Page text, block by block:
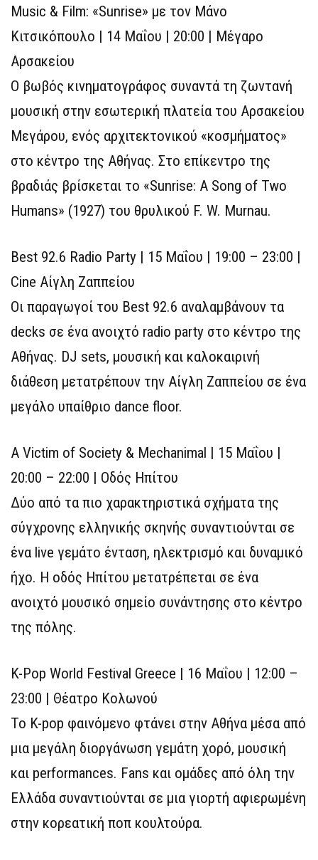
Music & Film: «Sunrise» με τον Μάνo
Κιτσικόπουλο | 14 Μαΐου | 20:00 | Μέγαρο
Αρσακείου
Ο βωβός κινηματογράφος συναντά τη ζωντανή
μουσική στην εσωτερική πλατεία του Αρσακείου
Μεγάρου, ενός αρχιτεκτονικού «κοσμήματος»
στο κέντρο της Αθήνας. Στο επίκεντρο της
βραδιάς βρίσκεται το «Sunrise: A Song of Two
Humans» (1927) του θρυλικού F. W. Murnau.
Best 92.6 Radio Party | 15 Μαΐου | 19:00 – 23:00 |
Cine Αίγλη Ζαππείου
Οι παραγωγοί του Best 92.6 αναλαμβάνουν τα
decks σε ένα ανοιχτό radio party στο κέντρο της
Αθήνας. DJ sets, μουσική και καλοκαιρινή
διάθεση μετατρέπουν την Αίγλη Ζαππείου σε ένα
μεγάλο υπαίθριο dance floor.
A Victim of Society & Mechanimal | 15 Μαΐου |
20:00 – 22:00 | Οδός Ηπίτου
Δύο από τα πιο χαρακτηριστικά σχήματα της
σύγχρονης ελληνικής σκηνής συναντιούνται σε
ένα live γεμάτο ένταση, ηλεκτρισμό και δυναμικό
ήχο. Η οδός Ηπίτου μετατρέπεται σε ένα
ανοιχτό μουσικό σημείο συνάντησης στο κέντρο
της πόλης.
K-Pop World Festival Greece | 16 Μαΐου | 12:00 –
23:00 | Θέατρο Κολωνού
Το K-pop φαινόμενο φτάνει στην Αθήνα μέσα από
μια μεγάλη διοργάνωση γεμάτη χορό, μουσική
και performances. Fans και ομάδες από όλη την
Ελλάδα συναντιούνται σε μια γιορτή αφιερωμένη
στην κορεατική ποπ κουλτούρα.